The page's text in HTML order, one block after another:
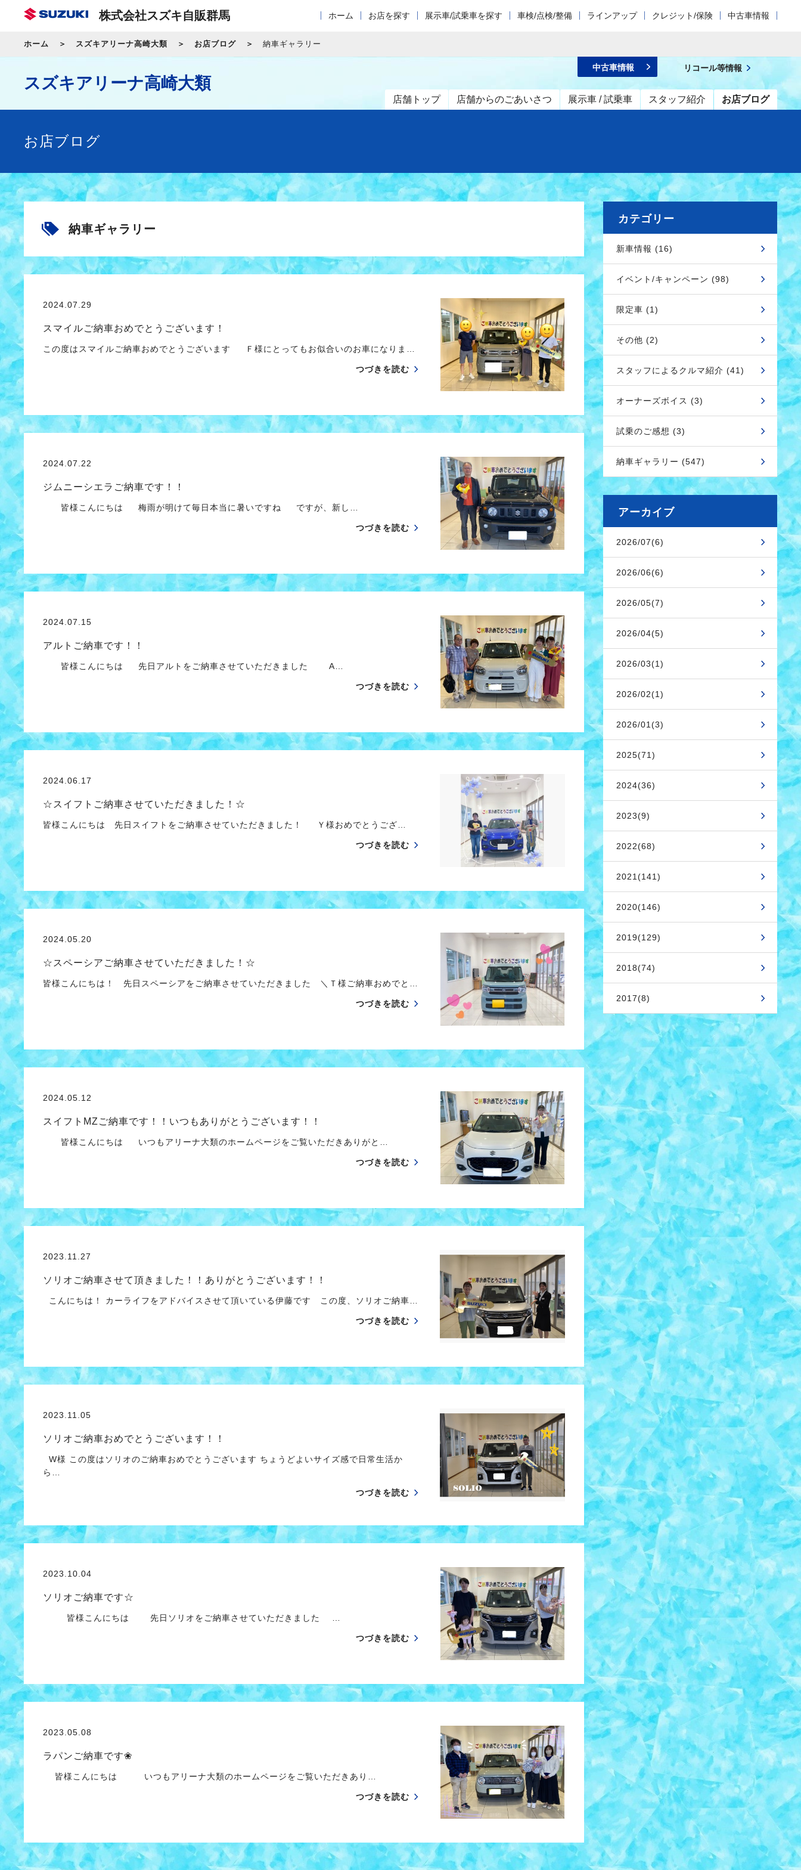
株式会社スズキ自販群馬 ホーム お店を探す 展示車/試乗車を探す 車検/点検/整備 ラインアップ クレジット/保険 中古車情報
ホーム スズキアリーナ高崎大類 お店ブログ 納車ギャラリー
スズキアリーナ高崎大類
店舗トップ 店舗からのごあいさつ 展示車 / 試乗車 スタッフ紹介 お店ブログ
中古車情報 リコール等情報
お店ブログ
納車ギャラリー
2024.07.29
スマイルご納車おめでとうございます！
この度はスマイルご納車おめでとうございます Ｆ様にとってもお似合いのお車になりま…
つづきを読む
2024.07.22
ジムニーシエラご納車です！！
皆様こんにちは 梅雨が明けて毎日本当に暑いですね ですが、新し…
つづきを読む
2024.07.15
アルトご納車です！！
皆様こんにちは 先日アルトをご納車させていただきました A…
つづきを読む
2024.06.17
☆スイフトご納車させていただきました！☆
皆様こんにちは 先日スイフトをご納車させていただきました！ Ｙ様おめでとうござ…
つづきを読む
2024.05.20
☆スペーシアご納車させていただきました！☆
皆様こんにちは！ 先日スペーシアをご納車させていただきました ＼Ｔ様ご納車おめでと…
つづきを読む
2024.05.12
スイフトMZご納車です！！いつもありがとうございます！！
皆様こんにちは いつもアリーナ大類のホームページをご覧いただきありがと…
つづきを読む
2023.11.27
ソリオご納車させて頂きました！！ありがとうございます！！
こんにちは！ カーライフをアドバイスさせて頂いている伊藤です この度、ソリオご納車…
つづきを読む
2023.11.05
ソリオご納車おめでとうございます！！
W様 この度はソリオのご納車おめでとうございます ちょうどよいサイズ感で日常生活か
ら…
つづきを読む
2023.10.04
ソリオご納車です☆
皆様こんにちは 先日ソリオをご納車させていただきました …
つづきを読む
2023.05.08
ラパンご納車です❀
皆様こんにちは いつもアリーナ大類のホームページをご覧いただきあり…
つづきを読む
カテゴリー
新車情報 (16)
イベント/キャンペーン (98)
限定車 (1)
その他 (2)
スタッフによるクルマ紹介 (41)
オーナーズボイス (3)
試乗のご感想 (3)
納車ギャラリー (547)
アーカイブ
2026/07(6)
2026/06(6)
2026/05(7)
2026/04(5)
2026/03(1)
2026/02(1)
2026/01(3)
2025(71)
2024(36)
2023(9)
2022(68)
2021(141)
2020(146)
2019(129)
2018(74)
2017(8)